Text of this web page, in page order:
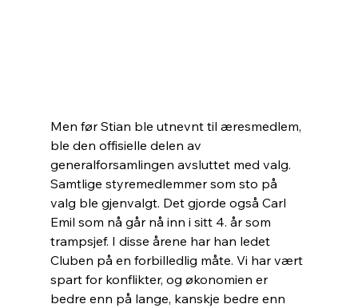
Men før Stian ble utnevnt til æresmedlem,
ble den offisielle delen av
generalforsamlingen avsluttet med valg.
Samtlige styremedlemmer som sto på
valg ble gjenvalgt. Det gjorde også Carl
Emil som nå går nå inn i sitt 4. år som
trampsjef. I disse årene har han ledet
Cluben på en forbilledlig måte. Vi har vært
spart for konflikter, og økonomien er
bedre enn på lange, kanskje bedre enn